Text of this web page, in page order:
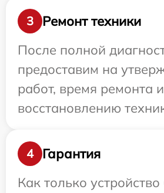
3
Ремонт техники
После полной
предоставим на
работ, время ремонта
восстановлению
4
Гарантия
Как только устройство